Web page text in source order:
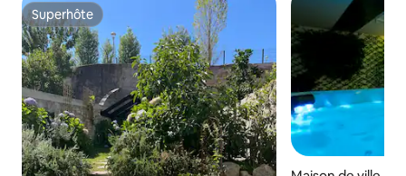
Superhôte
Superhôte